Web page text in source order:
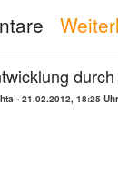
- 21.02.2012, 18:25 Uhr